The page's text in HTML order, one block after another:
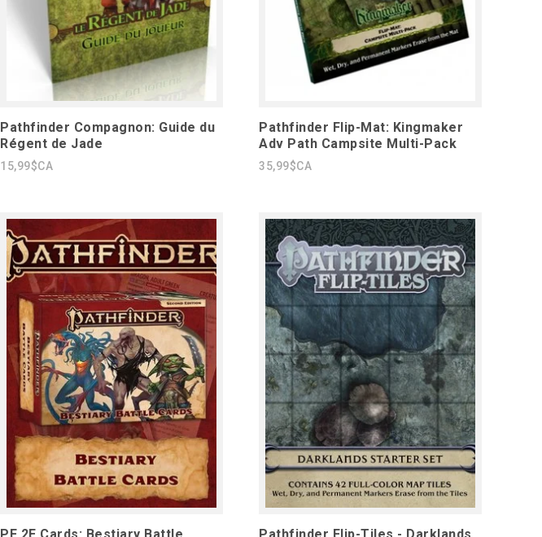
Pathfinder Compagnon: Guide du
Régent de Jade
15,99$CA
Pathfinder Flip-Mat: Kingmaker
Adv Path Campsite Multi-Pack
35,99$CA